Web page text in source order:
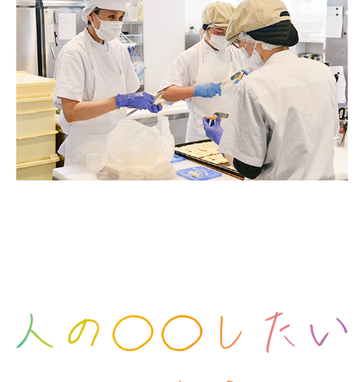
から向き合い応援していくこと。 私たちが大切にしてきた想い
をお伝えします。
ワーナーホームの想い